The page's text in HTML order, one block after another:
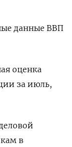
данные ВВП
оценка
за июль,
в